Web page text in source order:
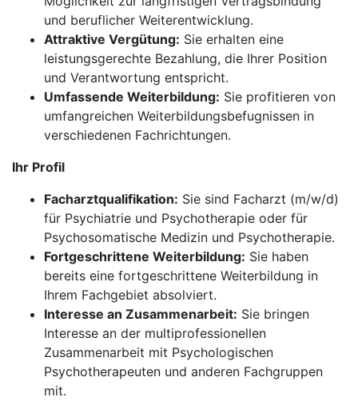
und beruflicher Weiterentwicklung.
Attraktive Vergütung: Sie erhalten eine
leistungsgerechte Bezahlung, die Ihrer Position
und Verantwortung entspricht.
Umfassende Weiterbildung: Sie profitieren von
umfangreichen Weiterbildungsbefugnissen in
verschiedenen Fachrichtungen.
Ihr Profil
Facharztqualifikation: Sie sind Facharzt (m/w/d)
für Psychiatrie und Psychotherapie oder für
Psychosomatische Medizin und Psychotherapie.
Fortgeschrittene Weiterbildung: Sie haben
bereits eine fortgeschrittene Weiterbildung in
Ihrem Fachgebiet absolviert.
Interesse an Zusammenarbeit: Sie bringen
Interesse an der multiprofessionellen
Zusammenarbeit mit Psychologischen
Psychotherapeuten und anderen Fachgruppen
mit.